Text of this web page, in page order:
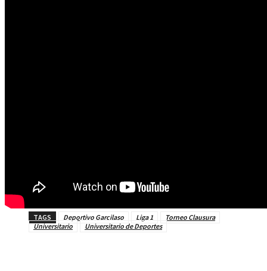
TAGS Deportivo Garcilaso Liga 1
Torneo Clausura
Universitario
Universitario de Deportes